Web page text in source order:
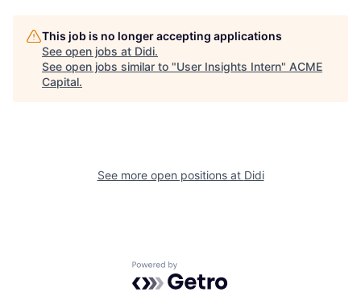
This job is no longer accepting applications
See open jobs at Didi.
See open jobs similar to "User Insights Intern" ACME
Capital.
See more open positions at Didi
Powered by Getro.com